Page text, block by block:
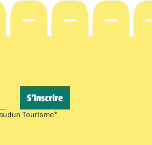
Tourisme*